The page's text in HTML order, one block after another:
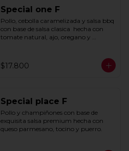
Special one F
Pollo, cebolla caramelizada y salsa bbq
con base de salsa clasica  hecha con
tomate natural, ajo, oregano y
$17.800
Special place F
Pollo y champiñones con base de
exquisita salsa premium hecha con
queso parmesano, tocino y puerro.